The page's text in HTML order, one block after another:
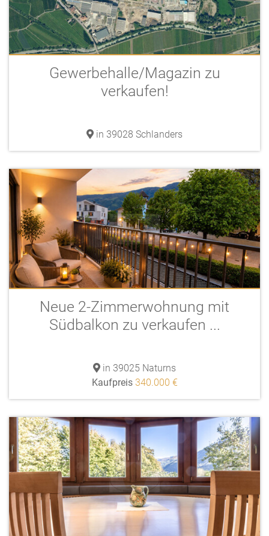
Gewerbehalle/Magazin zu
verkaufen!
in 39028 Schlanders
Neue 2-Zimmerwohnung mit
Südbalkon zu verkaufen ...
in 39025 Naturns
Kaufpreis 340.000 €